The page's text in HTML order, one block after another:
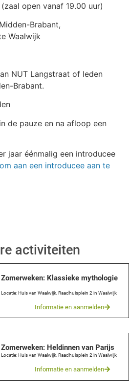
open vanaf 19.00 uur)
Brabant,
Waalwijk
NUT Langstraat of leden
Brabant.
de pauze en na afloop een
jaar éénmalig een introducee
aan een introducee aan te
activiteiten
Klassieke mythologie
Locatie: Huis van Waalwijk, Raadhuisplein 2 in Waalwijk
Informatie en aanmelden
Heldinnen van Parijs
Locatie: Huis van Waalwijk, Raadhuisplein 2 in Waalwijk
Informatie en aanmelden